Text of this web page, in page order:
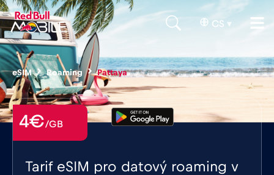
CS ▾
eSIM Roaming Pattaya
Tarif eSIM pro datový roaming v
4€/GB